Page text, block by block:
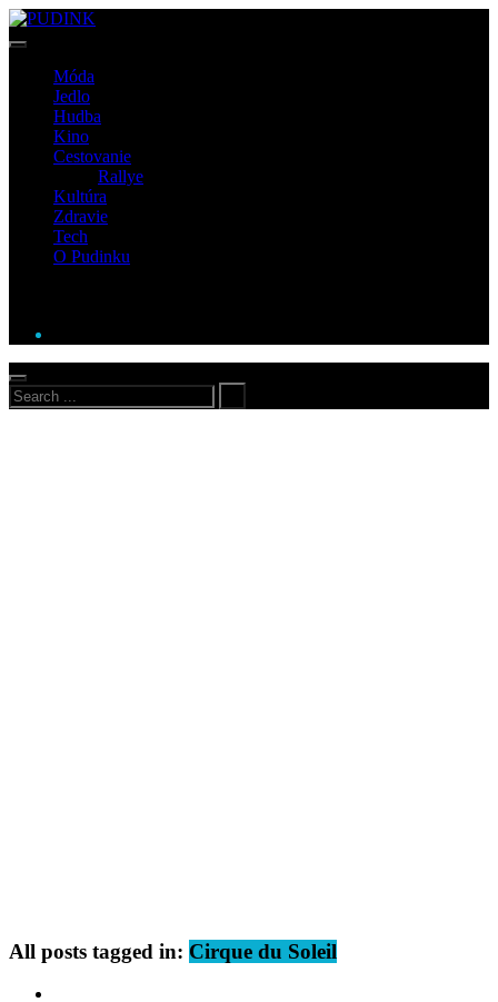
Móda
Jedlo
Hudba
Kino
Cestovanie
Rallye
Kultúra
Zdravie
Tech
O Pudinku
All posts tagged in: Cirque du Soleil